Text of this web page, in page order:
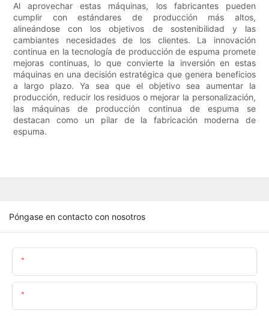
Al aprovechar estas máquinas, los fabricantes pueden
cumplir con estándares de producción más altos,
alineándose con los objetivos de sostenibilidad y las
cambiantes necesidades de los clientes. La innovación
continua en la tecnología de producción de espuma promete
mejoras continuas, lo que convierte la inversión en estas
máquinas en una decisión estratégica que genera beneficios
a largo plazo. Ya sea que el objetivo sea aumentar la
producción, reducir los residuos o mejorar la personalización,
las máquinas de producción continua de espuma se
destacan como un pilar de la fabricación moderna de
espuma.
Póngase en contacto con nosotros